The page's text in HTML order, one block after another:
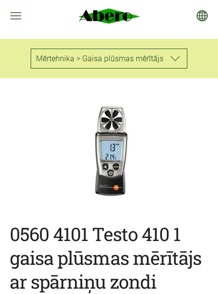
Mērtehnika > Gaisa plūsmas mērītājs
0560 4101 Testo 410 1
gaisa plūsmas mērītājs
ar spārniņu zondi